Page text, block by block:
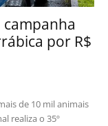
campanha
por R$
realiza o 35º